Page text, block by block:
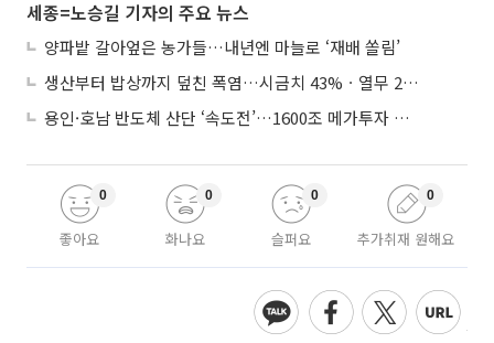
세종=노승길 기자의 주요 뉴스
양파밭 갈아엎은 농가들…내년엔 마늘로 ‘재배 쏠림’
생산부터 밥상까지 덮친 폭염…시금치 43%ㆍ열무 28% 급등
용인·호남 반도체 산단 ‘속도전’…1600조 메가투자 이행 총력
좋아요
0
화나요
0
슬퍼요
0
추가취재 원해요
0